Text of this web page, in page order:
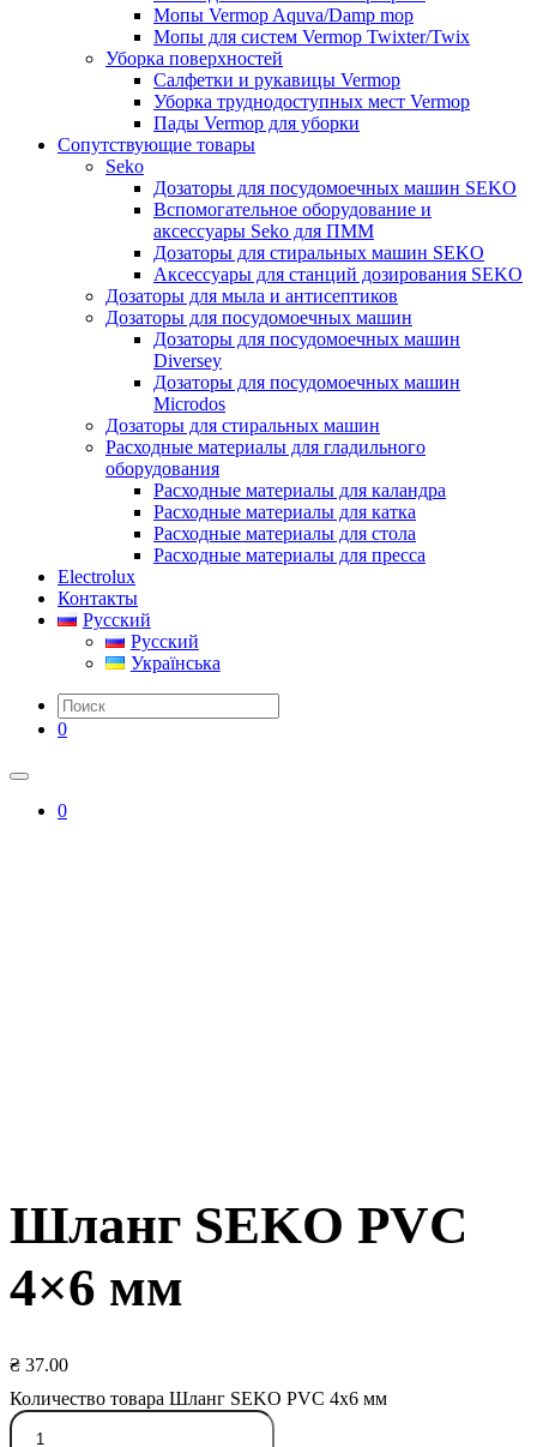
Мопы Vermop Aquva/Damp mop
Мопы для систем Vermop Twixter/Twix
Уборка поверхностей
Салфетки и рукавицы Vermop
Уборка труднодоступных мест Vermop
Пады Vermop для уборки
Сопутствующие товары
Seko
Дозаторы для посудомоечных машин SEKO
Вспомогательное оборудование и
аксессуары Seko для ПММ
Дозаторы для стиральных машин SEKO
Аксессуары для станций дозирования SEKO
Дозаторы для мыла и антисептиков
Дозаторы для посудомоечных машин
Дозаторы для посудомоечных машин
Diversey
Дозаторы для посудомоечных машин
Microdos
Дозаторы для стиральных машин
Расходные материалы для гладильного
оборудования
Расходные материалы для каландра
Расходные материалы для катка
Расходные материалы для стола
Расходные материалы для пресса
Electrolux
Контакты
Русский
Русский
Українська
0
0
Шланг SEKO PVC
4×6 мм
₴ 37.00
Количество товара Шланг SEKO PVC 4x6 мм